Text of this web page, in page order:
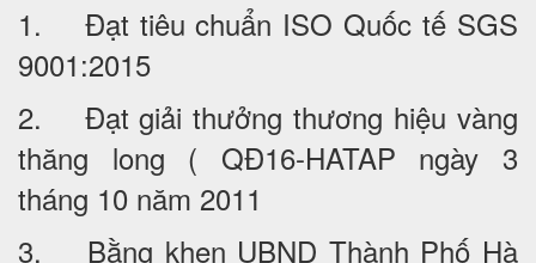
1. Đạt tiêu chuẩn ISO Quốc tế SGS
9001:2015
2. Đạt giải thưởng thương hiệu vàng
thăng long ( QĐ16-HATAP ngày 3
tháng 10 năm 2011
3. Bằng khen UBND Thành Phố Hà